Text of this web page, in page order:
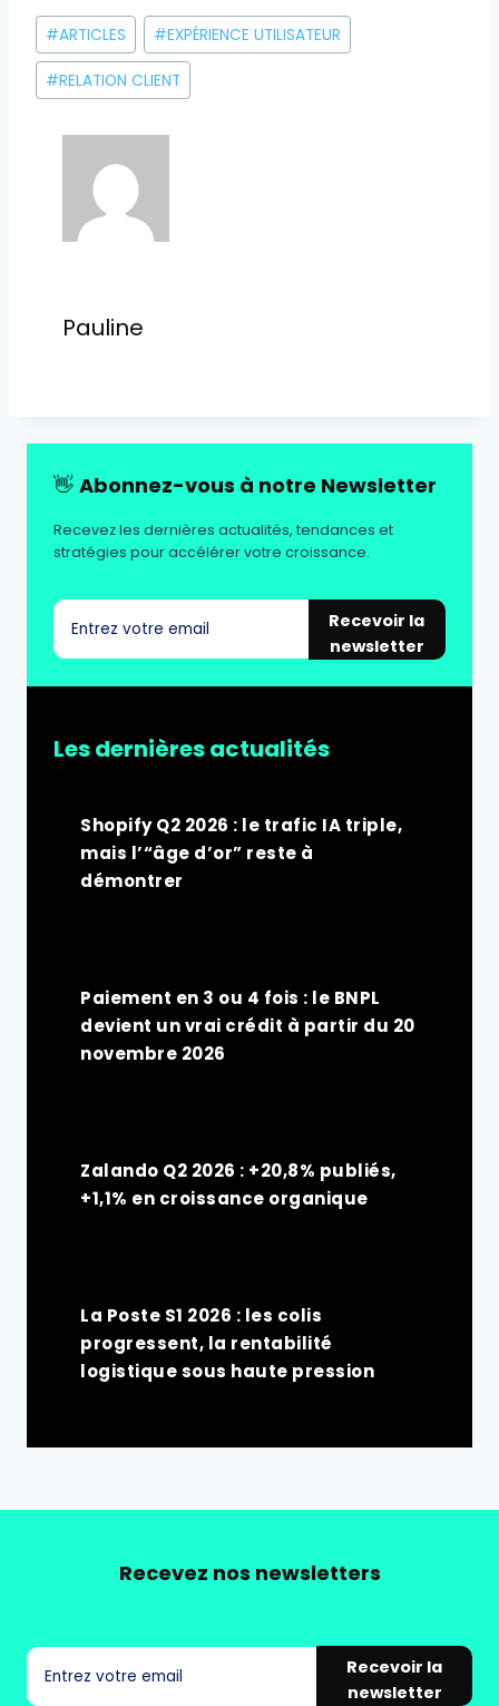
Étiquettes
de
la
#ARTICLES #EXPÉRIENCE UTILISATEUR
#RELATION CLIENT
Pauline
👋 Abonnez-vous à notre Newsletter
Recevez les dernières actualités, tendances et
stratégies pour accélérer votre croissance.
Recevoir la
newsletter
Les dernières actualités
Shopify Q2 2026 : le trafic IA triple,
mais l’“âge d’or” reste à
démontrer
Paiement en 3 ou 4 fois : le BNPL
devient un vrai crédit à partir du 20
novembre 2026
Zalando Q2 2026 : +20,8% publiés,
+1,1% en croissance organique
La Poste S1 2026 : les colis
progressent, la rentabilité
logistique sous haute pression
Recevez nos newsletters
Recevoir la
newsletter